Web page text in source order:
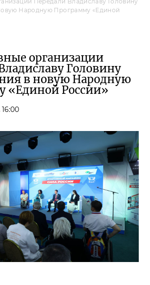
Народную Программу «Единой
организации
Головину
в новую Народную
«Единой России»
16:00